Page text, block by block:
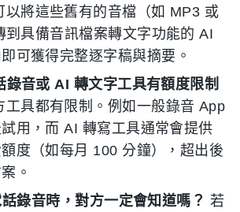
以將這些舊有的音檔（如 MP3 或
到具備音訊檔案轉文字功能的 AI
可獲得完整逐字稿與摘要。
錄音或 AI 轉文字工具有額度限制
工具都有限制。例如一般錄音 App
用，而 AI 轉寫工具通常會提供
度（如每月 100 分鐘），超出後
。
錄音時，對方一定會知道嗎？ 若